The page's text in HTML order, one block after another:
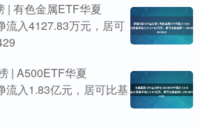
| 有色金属ETF华夏
流入4127.83万元，居可
| A500ETF华夏
流入1.83亿元，居可比基